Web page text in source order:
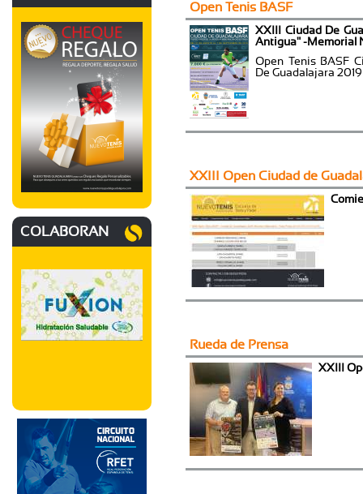
COLABORAN
Open Tenis BASF
XXIII Ciudad De
Antigua" -Memorial
Open Tenis BASF
De Guadalajara
XXIII Open Ciudad de
Rueda de Prensa
XXIII